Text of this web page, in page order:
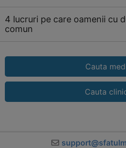
4 lucruri pe care oamenii cu
comun
Cauta
Cauta